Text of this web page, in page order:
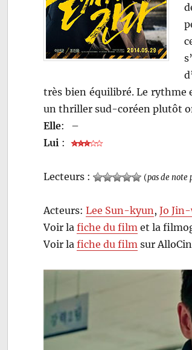
très bien équilibré. Le rythme
un thriller sud-coréen plutôt
Elle:
–
Lui :
Lecteurs : (pas de note
Acteurs:Lee Sun-kyun ,Jo
Voir lafiche du film et la
Voir lafiche du film sur